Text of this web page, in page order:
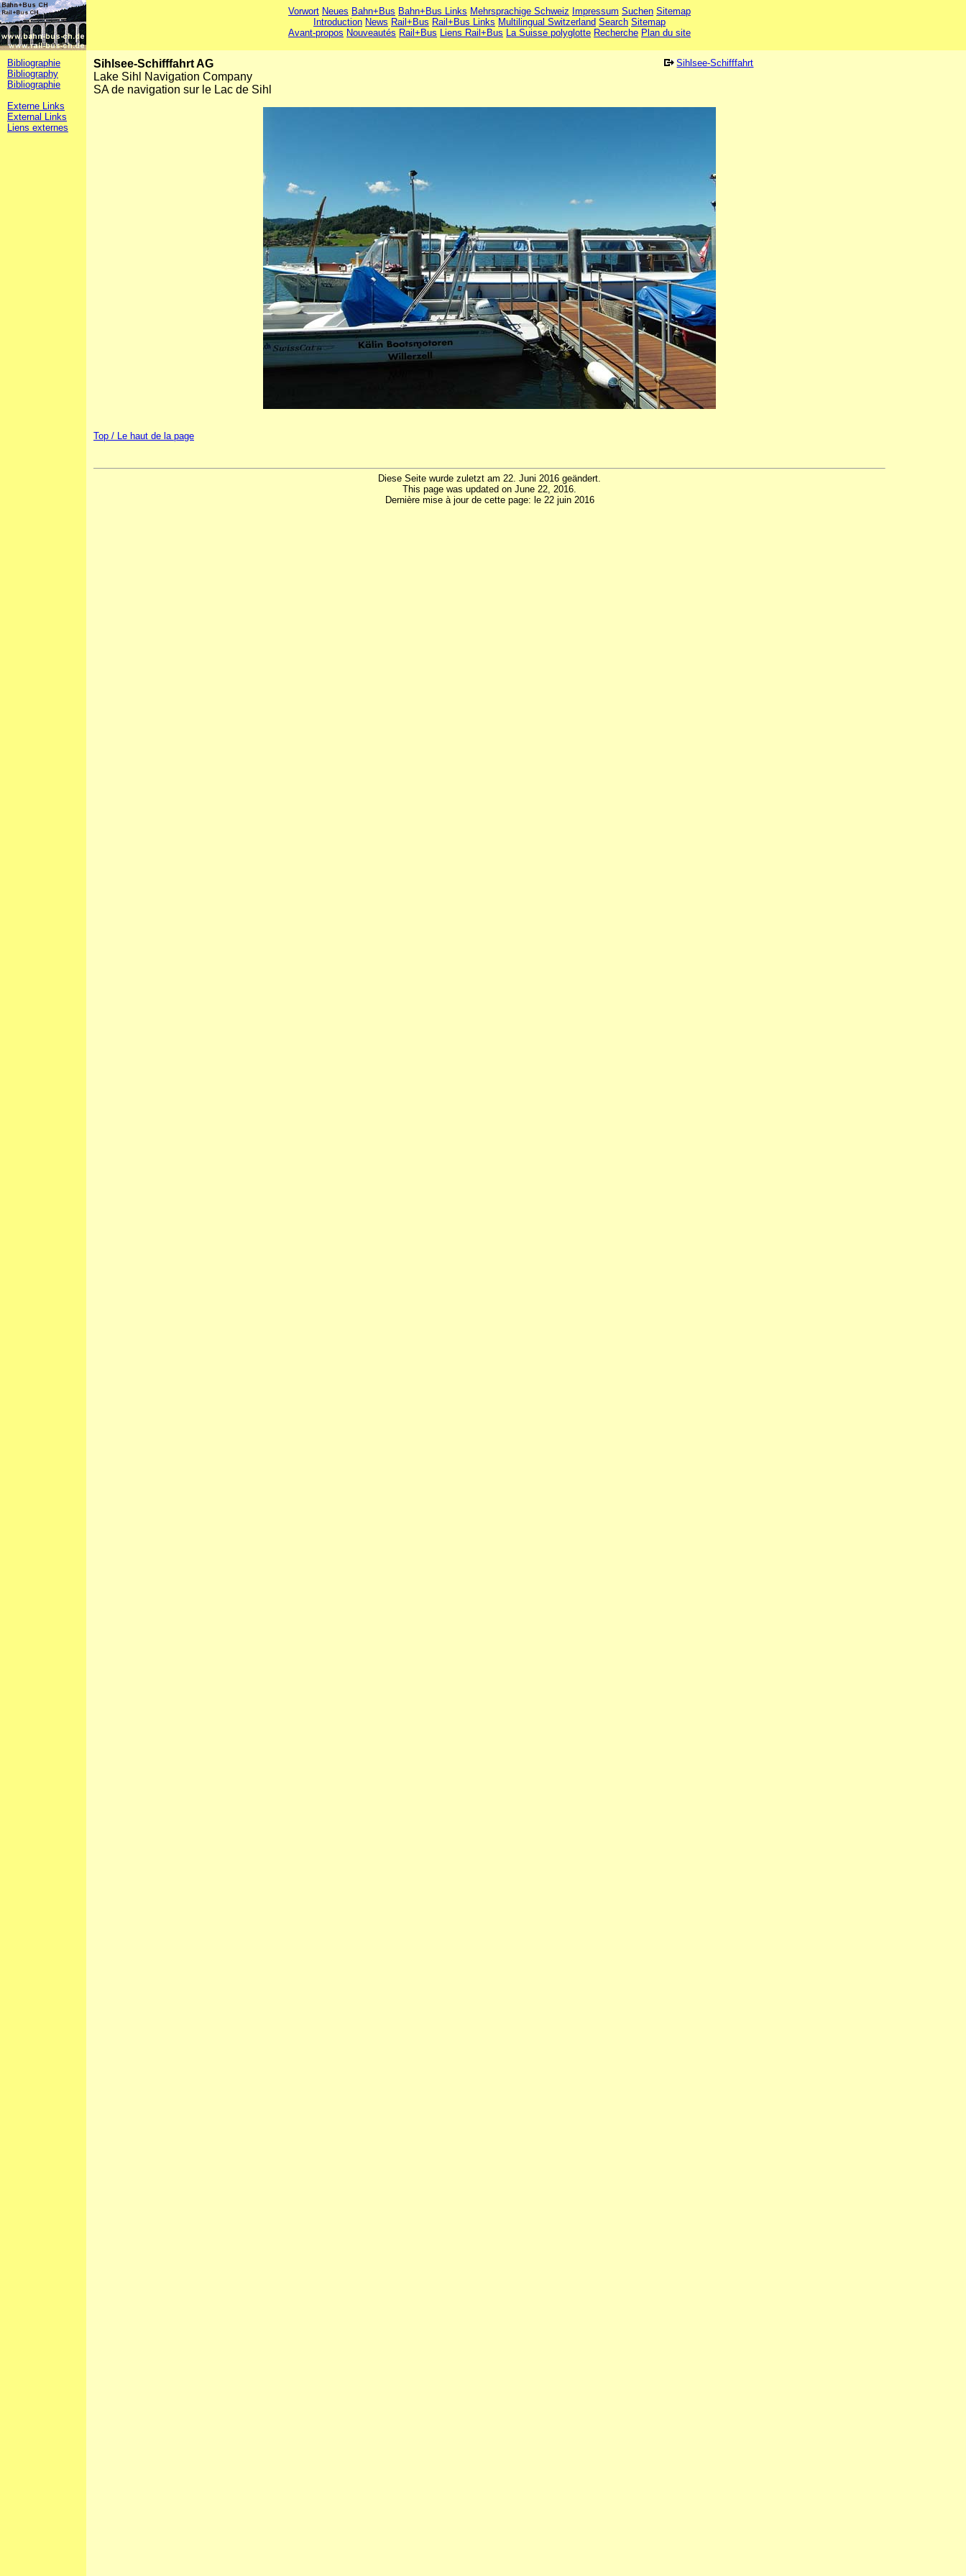
Vorwort Neues Bahn+Bus Bahn+Bus Links Mehrsprachige Schweiz Impressum Suchen Sitemap
Introduction News Rail+Bus Rail+Bus Links Multilingual Switzerland Search Sitemap
Avant-propos Nouveautés Rail+Bus Liens Rail+Bus La Suisse polyglotte Recherche Plan du site
Bibliographie
Bibliography
Bibliographie
Externe Links
External Links
Liens externes
Sihlsee-Schifffahrt AG
Lake Sihl Navigation Company
SA de navigation sur le Lac de Sihl
Sihlsee-Schifffahrt
Top / Le haut de la page
Diese Seite wurde zuletzt am 22. Juni 2016 geändert.
This page was updated on June 22, 2016.
Dernière mise à jour de cette page: le 22 juin 2016